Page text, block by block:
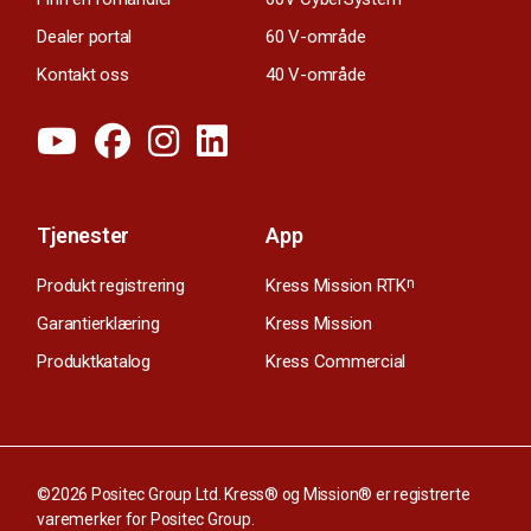
Dealer portal
Kontakt oss
60 V-område
40 V-område
Tjenester
Produkt registrering
Garantierklæring
Produktkatalog
App
Kress Mission RTKn
Kress Mission
Kress Commercial
©2026 Positec Group Ltd. Kress® og Mission® er registrerte
varemerker for Positec Group.